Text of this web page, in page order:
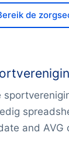
de
and AVG